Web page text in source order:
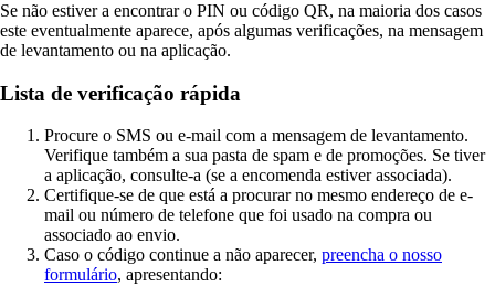
Se não estiver a encontrar o PIN ou código QR, na maioria dos casos
este eventualmente aparece, após algumas verificações, na mensagem
de levantamento ou na aplicação.
Lista de verificação rápida
Procure o SMS ou e-mail com a mensagem de levantamento.
Verifique também a sua pasta de spam e de promoções. Se tiver
a aplicação, consulte-a (se a encomenda estiver associada).
Certifique-se de que está a procurar no mesmo endereço de e-
mail ou número de telefone que foi usado na compra ou
associado ao envio.
Caso o código continue a não aparecer, preencha o nosso
formulário, apresentando: